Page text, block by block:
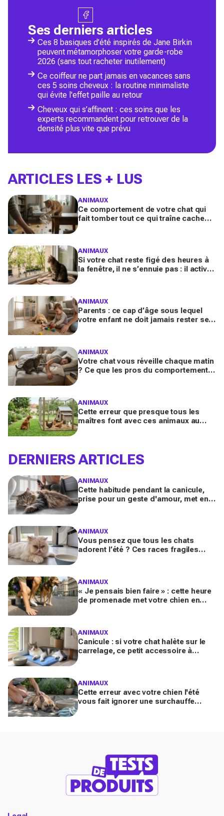
Ses derniers articles
Ces 8 basiques d’été inspirés de Jane Birkin
peuvent métamorphoser votre garde-robe
2026 (sans tout racheter inutilement)
Ce coiffeur ne part jamais en vacances sans
ces 5 soins cheveux : la routine minimaliste
qui évite l'effet paille au retour
Cheveux qui s’affinent : ces soins que les
experts recommandent pour retrouver de la
densité plus vite que prévu
ARTICLES LES + LUS
ANIMAUX
Ce comportement de votre chat qui
fait tomber tout ce qui traîne cache
ANIMAUX
Si votre chat reste figé des heures à
la fenêtre, il ne s’ennuie pas : il active
ANIMAUX
Parents : ce cap d’âge sous lequel
votre enfant ne doit jamais rester seul
ANIMAUX
Votre chat vous réveille chaque matin
? Ce que les pros du comportement
ANIMAUX
Cette erreur que presque tous les
maîtres font avec ces animaux au
DERNIERS ARTICLES
ANIMAUX
Cette habitude pendant la canicule,
prise pour un geste d'amour, met en
ANIMAUX
Vous pensez que tous les chats
adorent l’été ? Ces races fragiles
ANIMAUX
« Je pensais bien faire » : cette heure
de promenade met votre chien en
ANIMAUX
Canicule : si votre chat halète sur le
carrelage, ce petit accessoire à
ANIMAUX
Cette erreur avec votre chien l'été
vous fait ignorer une surchauffe